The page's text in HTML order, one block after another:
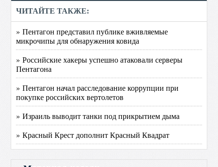
ЧИТАЙТЕ ТАКЖЕ:
» Пентагон представил публике вживляемые
микрочипы для обнаружения ковида
» Российские хакеры успешно атаковали серверы
Пентагона
» Пентагон начал расследование коррупции при
покупке российских вертолетов
» Израиль выводит танки под прикрытием дыма
» Красный Крест дополнит Красный Квадрат